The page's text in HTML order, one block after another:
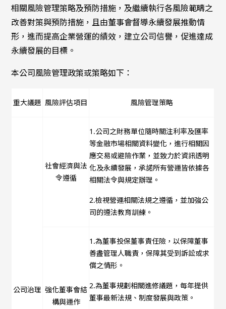
相關風險管理策略及預防措施，及繼續執行各風險範疇之
改善對策與預防措施，且由董事會督導永續發展推動情
形，進而提高企業營運的績效，建立公司信譽，促進達成
永續發展的目標。
本公司風險管理政策或策略如下：
重大議題 風險評估項目 風險管理策略
公司治理
社會經濟與法
令遵循
1.公司之財務單位隨時關注利率及匯率
等金融市場相關資料變化，進行相關因
應交易或避險作業，並致力於資訊透明
化及永續發展，承諾所有營運皆依據各
相關法令與規定辦理。
2.檢視營運相關法規之遵循，並加強公
司的遵法教育訓練。
強化董事會結
構與運作
1.為董事投保董事責任險，以保障董事
善盡管理人職責，保障其受到訴訟或求
償之情形。
2.為董事規劃相關進修議題，每年提供
董事最新法規、制度發展與政策。